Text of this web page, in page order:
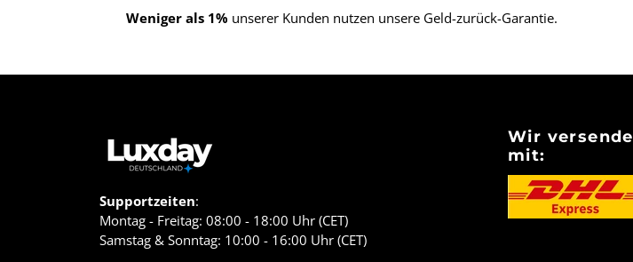
Weniger als 1% unserer Kunden nutzen unsere Geld-zurück-Garantie.
Supportzeiten:
Montag - Freitag: 08:00 - 18:00 Uhr (CET)
Samstag & Sonntag: 10:00 - 16:00 Uhr (CET)
Wir
mit: